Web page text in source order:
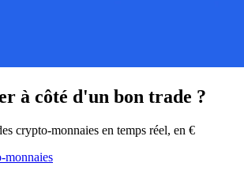
à côté d'un bon trade ?
crypto-monnaies en temps réel, en €
monnaies